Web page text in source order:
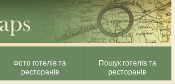
Фото готелів та
ресторанів
Пошук готелів та
ресторанів